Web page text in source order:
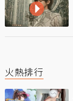
火熱排行